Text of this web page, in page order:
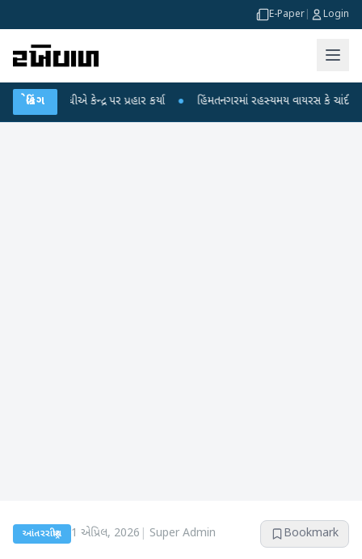
E-Paper Login
બ્રેકિંગ
કેન્દ્ર પર પ્રહાર કર્યા ● હિંમતનગરમાં રહસ્યમય વાયરસ કે ચાંદીપુરા? 6 બાળકોના
આંતરરાષ્ટ્રીય 1 એપ્રિલ, 2026 Super Admin Bookmark